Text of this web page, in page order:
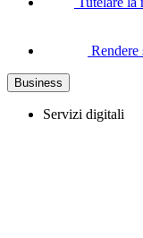
Rendere
Business
Servizi digitali